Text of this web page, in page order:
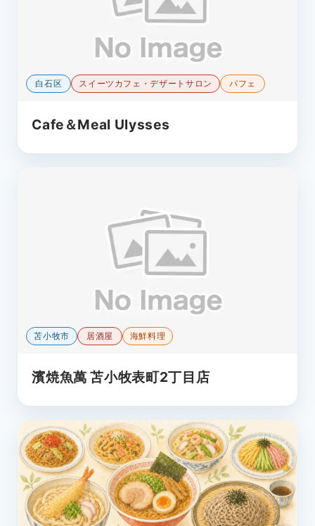
白石区 スイーツカフェ・デザートサロン パフェ
Cafe＆Meal Ulysses
苫小牧市 居酒屋 海鮮料理
濱焼魚萬 苫小牧表町2丁目店